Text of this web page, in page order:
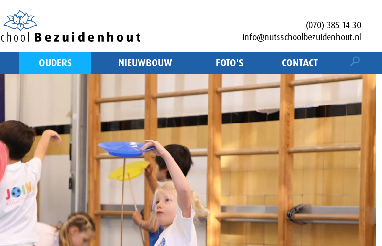
(070) 385 14 30
info@nutsschoolbezuidenhout.nl
OUDERS NIEUWBOUW FOTO'S CONTACT